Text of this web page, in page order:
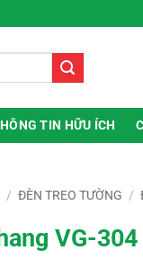
TIN HỮU ÍCH
/ ĐÈN TREO TƯỜNG /
VG-304